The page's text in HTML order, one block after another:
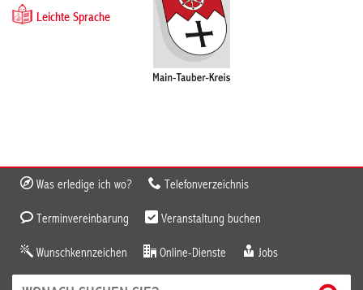
Leichte Sprache
Was erledige ich wo? Telefonverzeichnis
Terminvereinbarung Veranstaltung buchen
Wunschkennzeichen Online-Dienste Jobs